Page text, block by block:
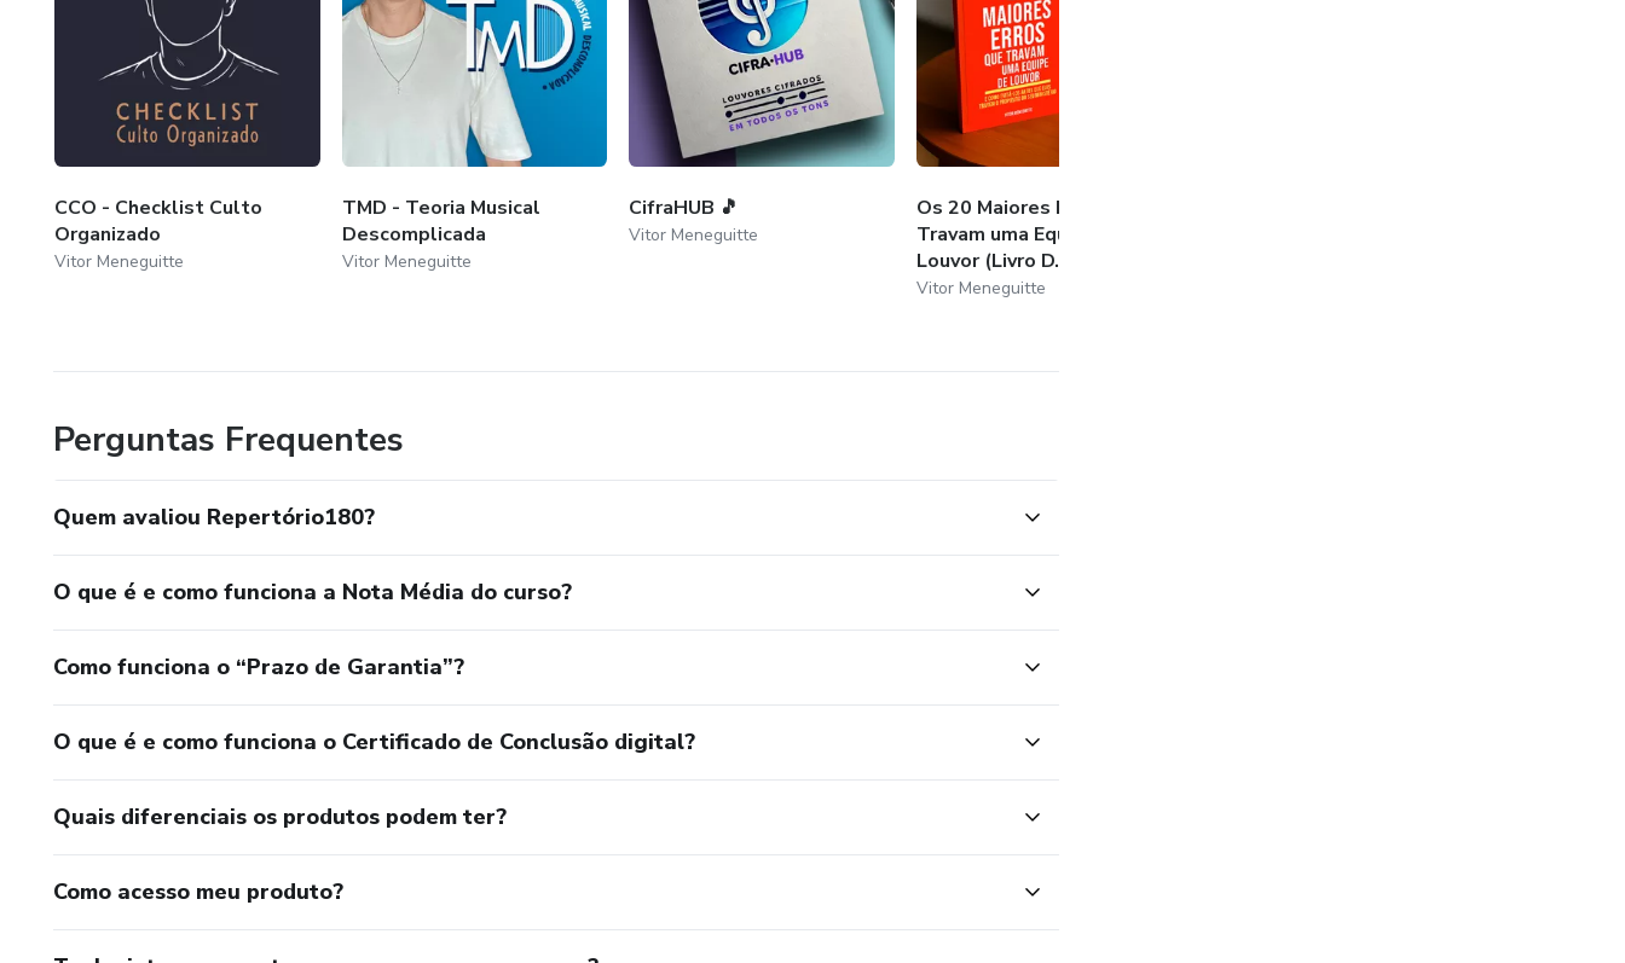
CCO - Checklist Culto
Organizado
Vitor Meneguitte
TMD - Teoria Musical
Descomplicada
Vitor Meneguitte
CifraHUB 🎵
Vitor Meneguitte
Os 20 Maiores Erros que
Travam uma Equipe de
Louvor (Livro D...
Vitor Meneguitte
Perguntas Frequentes
Quem avaliou Repertório180?
O que é e como funciona a Nota Média do curso?
Como funciona o “Prazo de Garantia”?
O que é e como funciona o Certificado de Conclusão digital?
Quais diferenciais os produtos podem ter?
Como acesso meu produto?